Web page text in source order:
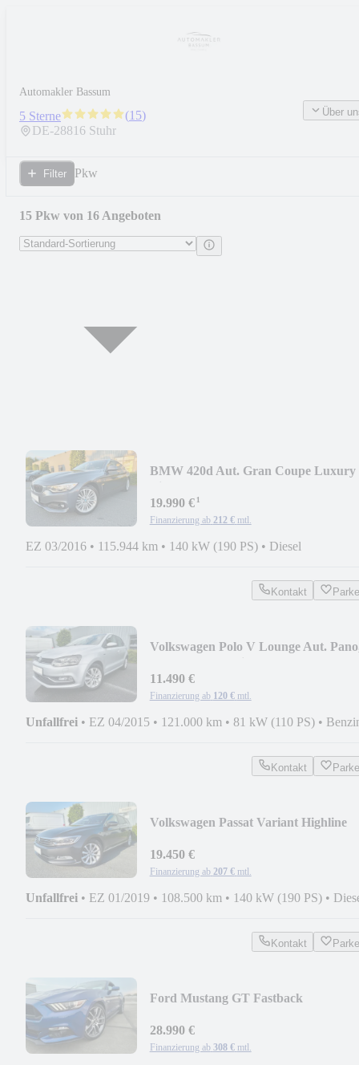
Automakler Bassum
5 Sterne (15)
DE-28816 Stuhr
Über
Filter Pkw
15 Pkw von 16 Angeboten
BMW 420d Aut. Gran Coupe Luxury
19.990 €¹
Finanzierung ab 212 € mtl.
EZ 03/2016 • 115.944 km • 140 kW (190 PS) • Diesel
Kontakt
Volkswagen Polo V Lounge Aut.
11.490 €
Finanzierung ab 120 € mtl.
Unfallfrei • EZ 04/2015 • 121.000 km • 81 kW (110 PS) •
Kontakt
Volkswagen Passat Variant Highline
19.450 €
Finanzierung ab 207 € mtl.
Unfallfrei • EZ 01/2019 • 108.500 km • 140 kW (190 PS) •
Kontakt
Ford Mustang GT Fastback
28.990 €
Finanzierung ab 308 € mtl.